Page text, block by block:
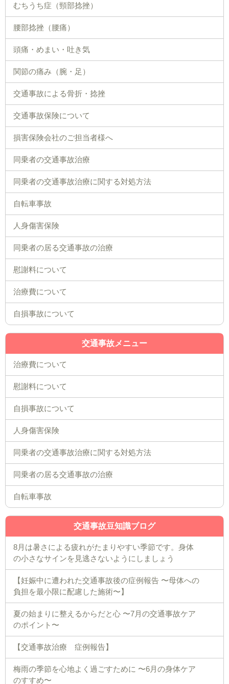
むちうち症（頸部捻挫）
腰部捻挫（腰痛）
頭痛・めまい・吐き気
関節の痛み（腕・足）
交通事故による骨折・捻挫
交通事故保険について
損害保険会社のご担当者様へ
同乗者の交通事故治療
同乗者の交通事故治療に関する対処方法
自転車事故
人身傷害保険
同乗者の居る交通事故の治療
慰謝料について
治療費について
自損事故について
交通事故メニュー
治療費について
慰謝料について
自損事故について
人身傷害保険
同乗者の交通事故治療に関する対処方法
同乗者の居る交通事故の治療
自転車事故
交通事故豆知識ブログ
8月は暑さによる疲れがたまりやすい季節です。身体
の小さなサインを見逃さないようにしましょう
【妊娠中に遭われた交通事故後の症例報告 〜母体への
負担を最小限に配慮した施術〜】
夏の始まりに整えるからだと心 〜7月の交通事故ケア
のポイント〜
【交通事故治療 症例報告】
梅雨の季節を心地よく過ごすために 〜6月の身体ケア
のすすめ〜